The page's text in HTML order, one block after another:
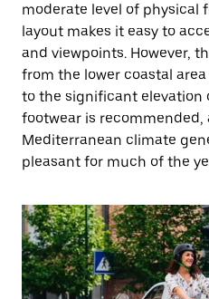
moderate level of physical
layout makes it easy to
and viewpoints. However,
from the lower coastal
to the significant elevation
footwear is recommended,
Mediterranean climate
pleasant for much of the